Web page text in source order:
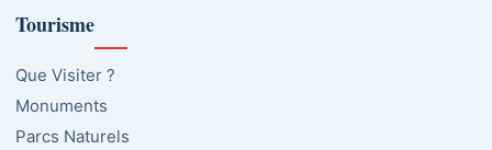
Tourisme
Que Visiter ?
Monuments
Parcs Naturels